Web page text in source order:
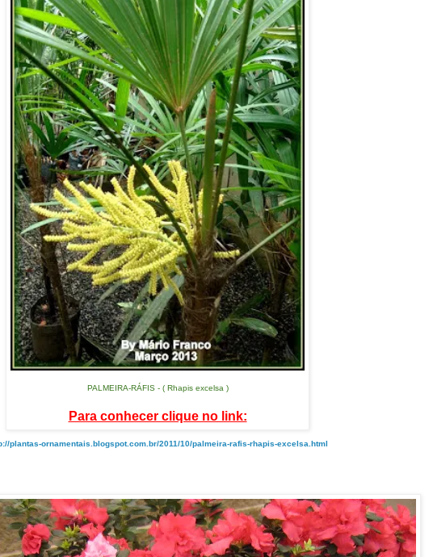
PALMEIRA-RÁFIS - ( Rhapis excelsa )
Para conhecer clique no link:
plantas-ornamentais.blogspot.com.br/2011/10/palmeira-rafis-rhapis-excelsa.html